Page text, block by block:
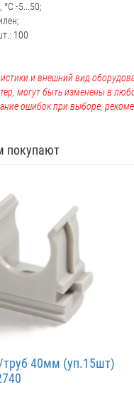
-5...50;
100
и внешний вид
могут быть изменены в
ошибок при выборе,
покупают
труб 40мм (уп.15шт)